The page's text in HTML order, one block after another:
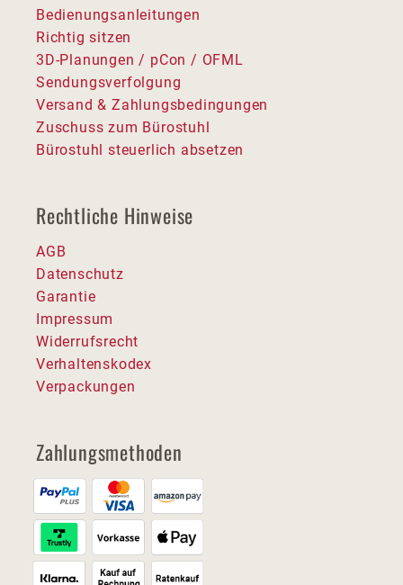
Bedienungsanleitungen
Richtig sitzen
3D-Planungen / pCon / OFML
Sendungsverfolgung
Versand & Zahlungsbedingungen
Zuschuss zum Bürostuhl
Bürostuhl steuerlich absetzen
Rechtliche Hinweise
AGB
Datenschutz
Garantie
Impressum
Widerrufsrecht
Verhaltenskodex
Verpackungen
Zahlungsmethoden